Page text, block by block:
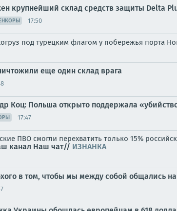
крупнейший склад средств защиты Delta
17:50
под турецким флагом у побережья порта
еще один склад врага
Коц: Польша открыто поддержала
17:47
ПВО смогли перехватить только 15%
канал Наш чат// ИЗНАНКА
в том, чтобы мы между собой общались